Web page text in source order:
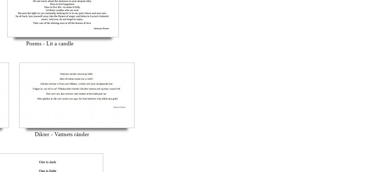
Poems - Lit a candle
Dikter - Vattnets ränder